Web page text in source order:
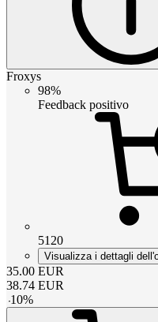
Froxys
98%
Feedback positivo
5120
Visualizza i dettagli
35.00 EUR
38.74 EUR
-10%